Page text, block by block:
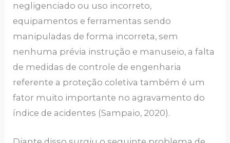
negligenciado ou uso incorreto,
equipamentos e ferramentas sendo
manipuladas de forma incorreta, sem
nenhuma prévia instrução e manuseio, a falta
de medidas de controle de engenharia
referente a proteção coletiva também é um
fator muito importante no agravamento do
índice de acidentes (Sampaio, 2020).